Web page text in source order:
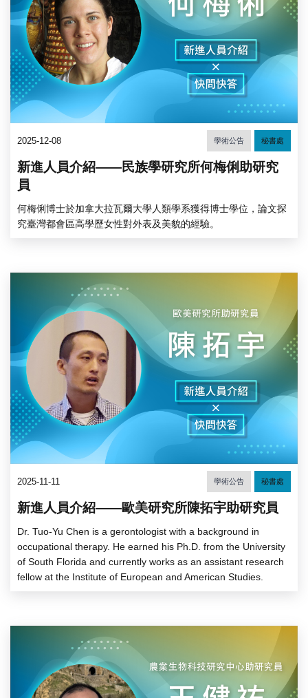
2025-12-08 學術公告 秘書處
新進人員介紹——民族學研究所何梅俐助研究
員
何梅俐博士於加拿大拉瓦爾大學人類學系獲得博士學位，論文探
究臺灣都會區高學歷女性對外表及美貌的經驗。
2025-11-11 學術公告 秘書處
新進人員介紹——歐美研究所陳拓宇助研究員
Dr. Tuo-Yu Chen is a gerontologist with a background in
occupational therapy. He earned his Ph.D. from the University
of South Florida and currently works as an assistant research
fellow at the Institute of European and American Studies.